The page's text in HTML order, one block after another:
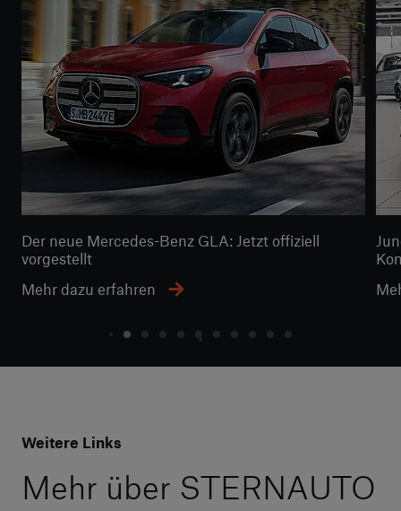
Der neue Mercedes-Benz GLA: Jetzt offiziell
vorgestellt
Mehr dazu erfahren
Weitere Links
Mehr über STERNAUTO